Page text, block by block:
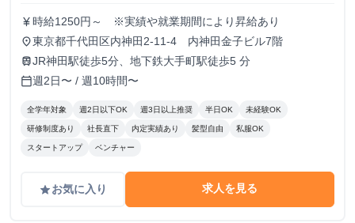
currency_yen 時給1250円～ ※実績や就業期間により昇給あり
place東京都千代田区内神田2-11-4 内神田金子ビル7階
trainJR神田駅徒歩5分、地下鉄大手町駅徒歩5 分
calendar_today週2日〜 / 週10時間〜
全学年対象 週2日以下OK 週3日以上推奨 半日OK 未経験OK
研修制度あり 社長直下 内定実績あり 髪型自由 私服OK
スタートアップ ベンチャー
gradeお気に入り 求人を見る